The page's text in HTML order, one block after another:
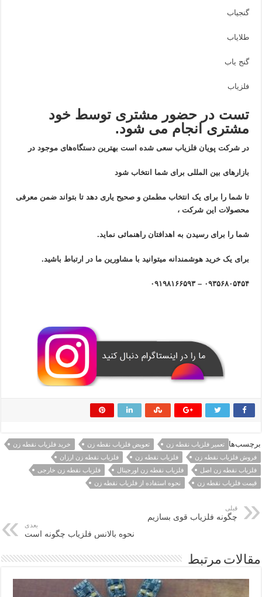
گنجیاب
طلایاب
گنج یاب
فلزیاب
تست در حضور مشتری توسط خود
مشتری انجام می شود.
در شرکت پویان فلزیاب سعی شده است بهترین دستگاه‌های موجود در
بازار‌های بین المللی برای شما انتخاب شود
تا شما را برای یک انتخاب مطمئن و صحیح یاری دهد تا بتواند ضمن معرفی
محصولات این شرکت ،
شما را برای رسیدن به اهدافتان راهنمائی نماید.
برای یک خرید هوشمندانه میتوانید با مشاورین ما در ارتباط باشید.
۰۹۳۵۶۸۰۵۴۵۴ – ۰۹۱۹۸۱۶۶۵۹۳
برچسب‌ها تعمیر فلزیاب نقطه زن تعویض فلزیاب نقطه زن
خرید فلزیاب نقطه زن
فروش فلزیاب نقطه زن
فلزیاب نقطه زن
فلزیاب نقطه زن ارزان
فلزیاب نقطه زن اصل
فلزیاب نقطه زن اورجینال
فلزیاب نقطه زن خارجی
قیمت فلزیاب نقطه زن
نحوه استفاده از فلزیاب نقطه زن
قبلی
چگونه فلزیاب قوی بسازیم
بعدی
نحوه بالانس فلزیاب چگونه است
مقالات مرتبط